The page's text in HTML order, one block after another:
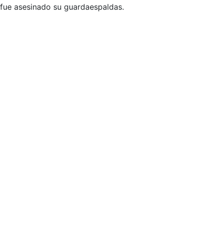
fue asesinado su guardaespaldas.